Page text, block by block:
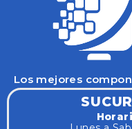
Los mejores